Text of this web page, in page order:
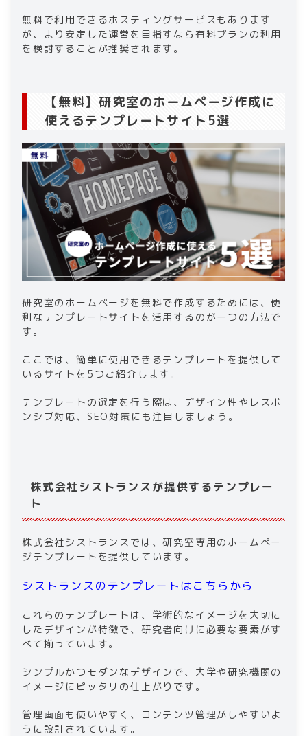
無料で利用できるホスティングサービスもあります
が、より安定した運営を目指すなら有料プランの利用
を検討することが推奨されます。
【無料】研究室のホームページ作成に
使えるテンプレートサイト5選
研究室のホームページを無料で作成するためには、便
利なテンプレートサイトを活用するのが一つの方法で
す。
ここでは、簡単に使用できるテンプレートを提供して
いるサイトを5つご紹介します。
テンプレートの選定を行う際は、デザイン性やレスポ
ンシブ対応、SEO対策にも注目しましょう。
株式会社シストランスが提供するテンプレー
ト
株式会社シストランスでは、研究室専用のホームペー
ジテンプレートを提供しています。
シストランスのテンプレートはこちらから
これらのテンプレートは、学術的なイメージを大切に
したデザインが特徴で、研究者向けに必要な要素がす
べて揃っています。
シンプルかつモダンなデザインで、大学や研究機関の
イメージにピッタリの仕上がりです。
管理画面も使いやすく、コンテンツ管理がしやすいよ
うに設計されています。